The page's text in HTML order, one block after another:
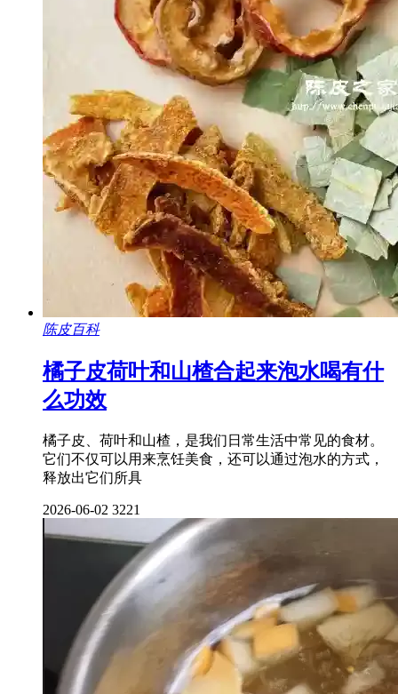
陈皮百科
橘子皮荷叶和山楂合起来泡水喝有什
么功效
橘子皮、荷叶和山楂，是我们日常生活中常见的食材。
它们不仅可以用来烹饪美食，还可以通过泡水的方式，
释放出它们所具
2026-06-02 3221